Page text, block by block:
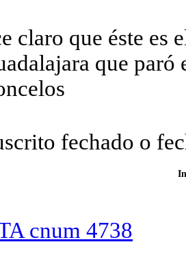
claro que éste es
que paró
fechado o
cnum 4738